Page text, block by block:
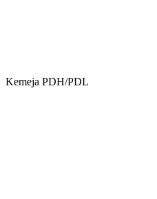
Kemeja PDH/PDL